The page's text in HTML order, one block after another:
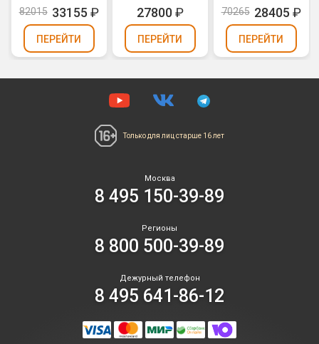
82015 33155 ₽
ПЕРЕЙТИ
27800₽
ПЕРЕЙТИ
"Новый год"
(0,5", 1" х 850)
70265 28405 ₽
ПЕРЕЙТИ
Только для лиц старше 16 лет
Москва
8 495 150-39-89
Регионы
8 800 500-39-89
Дежурный телефон
8 495 641-86-12